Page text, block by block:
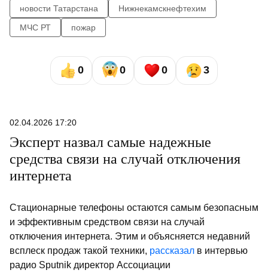
новости Татарстана
Нижнекамскнефтехим
МЧС РТ
пожар
0 0 0 3
02.04.2026 17:20
Эксперт назвал самые надежные
средства связи на случай отключения
интернета
Стационарные телефоны остаются самым безопасным
и эффективным средством связи на случай
отключения интернета. Этим и объясняется недавний
всплеск продаж такой техники, рассказал в интервью
радио Sputnik директор Ассоциации